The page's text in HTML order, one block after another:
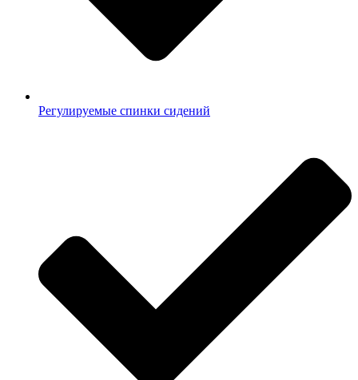
Регулируемые спинки сидений